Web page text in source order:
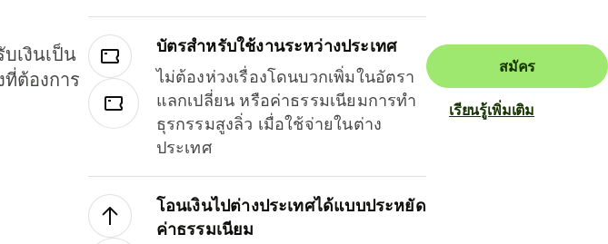
เงินเป็น
ต้องการ
บัตรสำหรับใช้งานระหว่างประเทศ
ไม่ต้องห่วงเรื่องโดนบวกเพิ่มในอัตรา
แลกเปลี่ยน หรือค่าธรรมเนียมการทำ
ธุรกรรมสูงลิ่ว เมื่อใช้จ่ายในต่าง
ประเทศ
โอนเงินไปต่างประเทศได้แบบประหยัด
ค่าธรรมเนียม
สมัคร
เรียนรู้เพิ่มเติม